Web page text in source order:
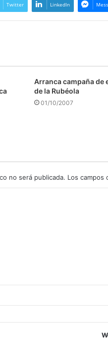
Twitter LinkedIn
Arranca campaña de
de la Rubéola
01/10/2007
no será publicada. Los campos